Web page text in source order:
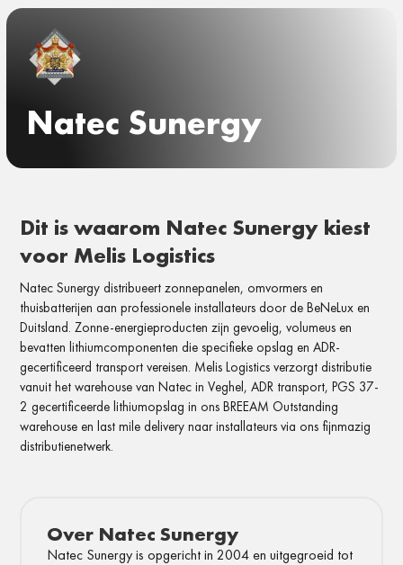
Natec Sunergy
Dit is waarom Natec Sunergy kiest
voor Melis Logistics
NatecSunergy distribueertzonnepanelen, omvormers en
thuisbatterijen aanprofessioneleinstallateurs door deBeNeLux en
Duitsland.Zonne-energieproducten zijn gevoelig, volumeus en
bevattenlithiumcomponenten diespecifieke opslag enADR-
gecertificeerd transportvereisen. MelisLogistics verzorgt distributie
vanuithet warehouse van Natec inVeghel, ADR transport,PGS 37-
2 gecertificeerdelithiumopslag in ons BREEAMOutstanding
warehouse enlast mile deliverynaar installateursvia ons fijnmazig
distributienetwerk.
Over Natec Sunergy
Natec Sunergy is opgericht in 2004 en uitgegroeid tot